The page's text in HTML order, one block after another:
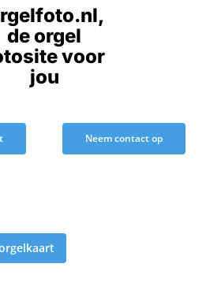
de orgel
voor
jou
Neem contact op